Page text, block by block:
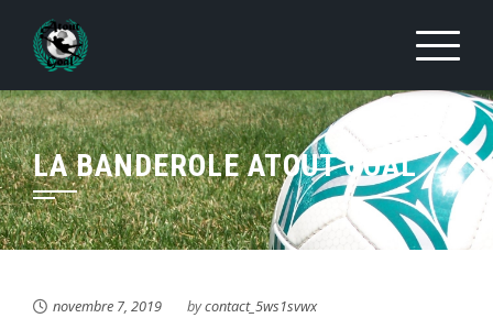
content
LA BANDEROLE ATOUT GOAL
novembre 7, 2019 bycontact_5ws1svwx